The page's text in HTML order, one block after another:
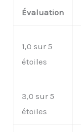
Évaluation
1,0 sur 5
étoiles
3,0 sur 5
étoiles